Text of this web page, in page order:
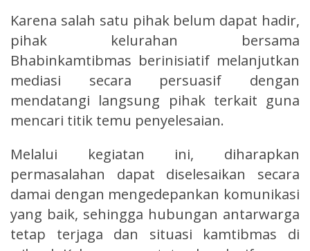
Karena salah satu pihak belum dapat hadir,
pihak kelurahan bersama
Bhabinkamtibmas berinisiatif melanjutkan
mediasi secara persuasif dengan
mendatangi langsung pihak terkait guna
mencari titik temu penyelesaian.
Melalui kegiatan ini, diharapkan
permasalahan dapat diselesaikan secara
damai dengan mengedepankan komunikasi
yang baik, sehingga hubungan antarwarga
tetap terjaga dan situasi kamtibmas di